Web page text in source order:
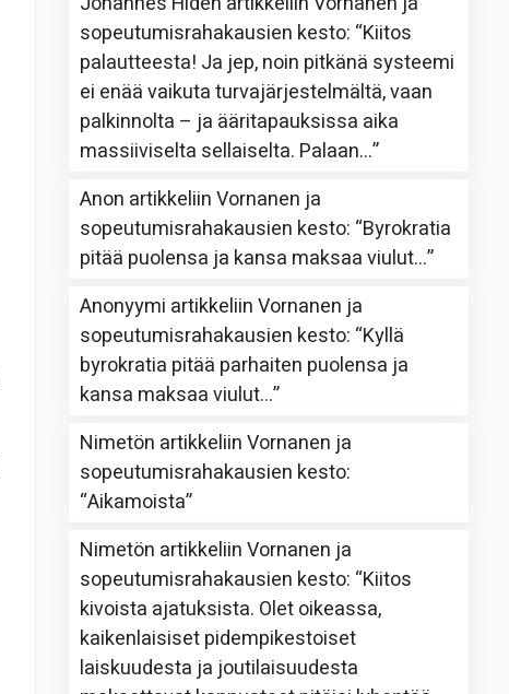
sopeutumisrahakausien kesto: “Kiitos
palautteesta! Ja jep, noin pitkänä systeemi
ei enää vaikuta turvajärjestelmältä, vaan
palkinnolta – ja ääritapauksissa aika
massiiviselta sellaiselta. Palaan…”
Anon artikkeliinVornanen ja
sopeutumisrahakausien kesto: “Byrokratia
pitää puolensa ja kansa maksaa viulut…”
Anonyymi artikkeliinVornanen ja
sopeutumisrahakausien kesto: “Kyllä
byrokratia pitää parhaiten puolensa ja
kansa maksaa viulut…”
Nimetön artikkeliinVornanen ja
sopeutumisrahakausien kesto:
“Aikamoista”
Nimetön artikkeliinVornanen ja
sopeutumisrahakausien kesto: “Kiitos
kivoista ajatuksista. Olet oikeassa,
kaikenlaisiset pidempikestoiset
laiskuudesta ja joutilaisuudesta